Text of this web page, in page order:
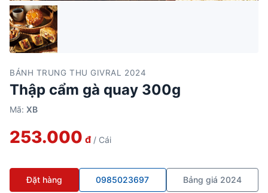
BÁNH TRUNG THU GIVRAL 2024
Thập cẩm gà quay 300g
Mã: XB
253.000 đ / Cái
Đặt hàng 0985023697 Bảng giá 2024